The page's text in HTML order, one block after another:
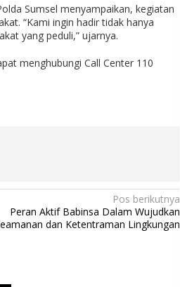
Sumsel menyampaikan, kegiatan
“Kami ingin hadir tidak hanya
yang peduli,” ujarnya.
menghubungi Call Center 110
Pos berikutnya
Peran Aktif Babinsa Dalam Wujudkan
dan Ketentraman Lingkungan